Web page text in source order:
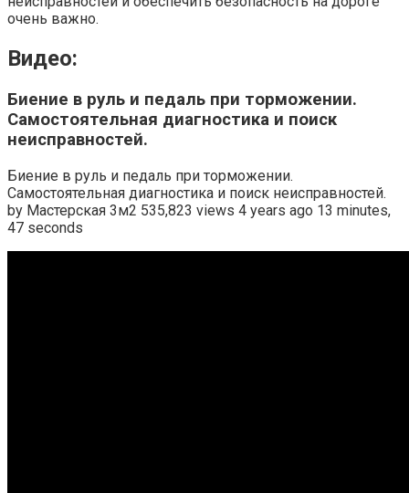
очень важно.
Видео:
Биение в руль и педаль при торможении.
Самостоятельная диагностика и поиск
неисправностей.
Биение в руль и педаль при торможении.
Самостоятельная диагностика и поиск неисправностей.
by Мастерская 3м2 535,823 views 4 years ago 13 minutes,
47 seconds